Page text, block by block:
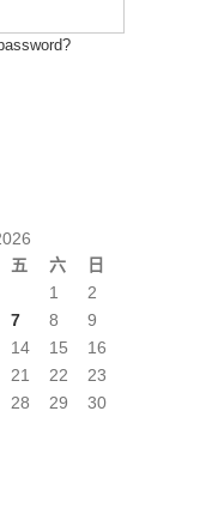
五 六 日
1
2
7 8
9
14 15
16
21 22
23
28 29
30